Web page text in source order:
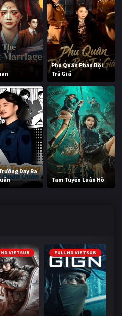
Phu Quân Phản Bội
Trả Giá
Dạy Ra
Tam Tuyến Luân Hồ
HD VIETSUB FULL HD VIETSUB